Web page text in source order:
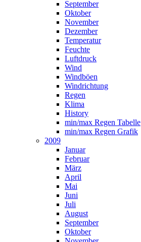
September
Oktober
November
Dezember
Temperatur
Feuchte
Luftdruck
Wind
Windböen
Windrichtung
Regen
Klima
History
min/max Regen Tabelle
min/max Regen Grafik
2009
Januar
Februar
März
April
Mai
Juni
Juli
August
September
Oktober